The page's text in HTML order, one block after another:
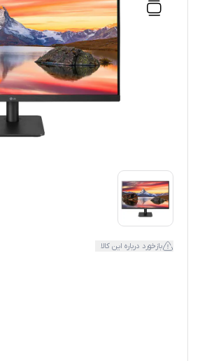
بازخورد درباره این کالا